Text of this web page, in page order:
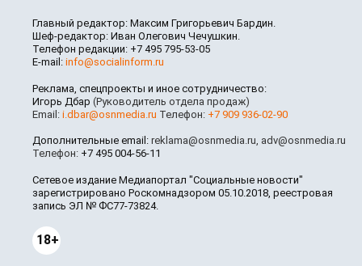
Главный редактор: Максим Григорьевич Бардин.
Шеф-редактор: Иван Олегович Чечушкин.
Телефон редакции: +7 495 795-53-05
E-mail: info@socialinform.ru
Реклама, спецпроекты и иное сотрудничество:
Игорь Дбар (Руководитель отдела продаж)
Email: i.dbar@osnmedia.ru Телефон: +7 909 936-02-90
Дополнительные email: reklama@osnmedia.ru, adv@osnmedia.ru
Телефон: +7 495 004-56-11
Сетевое издание Медиапортал "Социальные новости"
зарегистрировано Роскомнадзором 05.10.2018, реестровая
запись ЭЛ № ФС77-73824.
18+